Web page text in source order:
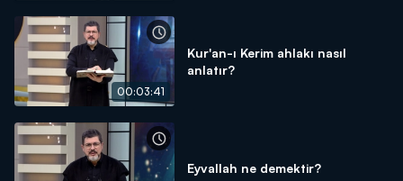
00:03:41
Kur'an-ı Kerim ahlakı nasıl
anlatır?
Eyvallah ne demektir?